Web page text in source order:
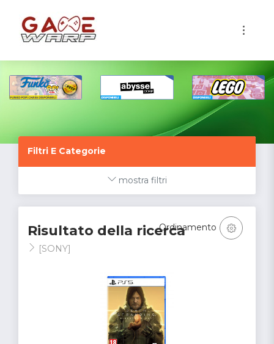
Filtri E Categorie
mostra filtri
Risultato della ricerca
[SONY]
Ordinamento